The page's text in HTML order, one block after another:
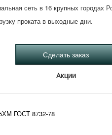
сеть в 16 крупных городах
проката в выходные дни.
Акции
ГОСТ 8732-78